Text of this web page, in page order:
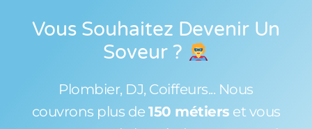
Vous Souhaitez Devenir Un
Soveur ?
Plombier, DJ, Coiffeurs... Nous
couvrons plus de 150 métiers et vous